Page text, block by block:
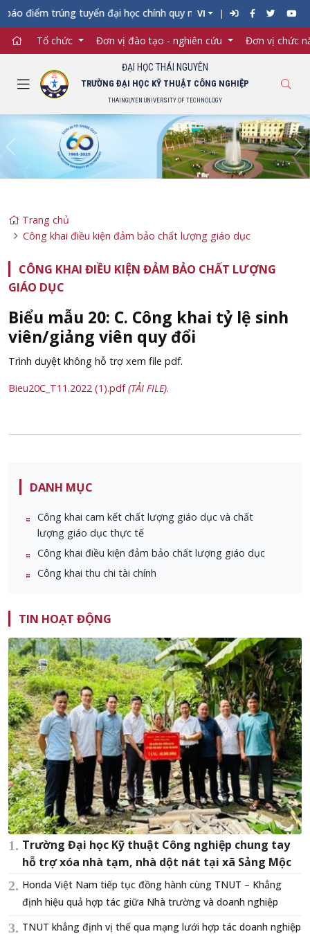
điểm trúng tuyển đại học chính quy năm 2026 (đợt 1) vào
VI
Tổ chức Đơn vị đào tạo - nghiên cứu Đơn vị chức
ĐẠI HỌC THÁI NGUYÊN
TRƯỜNG ĐẠI HỌC KỸ THUẬT CÔNG NGHIỆP
THAINGUYEN UNIVERSITY OF TECHNOLOGY
Previous
Trang chủ
Công khai điều kiện đảm bảo chất lượng giáo dục
CÔNG KHAI ĐIỀU KIỆN ĐẢM BẢO CHẤT LƯỢNG
GIÁO DỤC
Biểu mẫu 20: C. Công khai tỷ lệ sinh
viên/giảng viên quy đổi
Trình duyệt không hỗ trợ xem file pdf.
Bieu20C_T11.2022 (1).pdf(TẢI FILE).
DANH MỤC
Công khai cam kết chất lượng giáo dục và chất
lượng giáo dục thực tế
Công khai điều kiện đảm bảo chất lượng giáo dục
Công khai thu chi tài chính
TIN HOẠT ĐỘNG
Trường Đại học Kỹ thuật Công nghiệp chung tay
hỗ trợ xóa nhà tạm, nhà dột nát tại xã Sảng Mộc
Honda Việt Nam tiếp tục đồng hành cùng TNUT – Khẳng
định hiệu quả hợp tác giữa Nhà trường và doanh nghiệp
TNUT khẳng định vị thế qua mạng lưới hợp tác doanh nghiệp